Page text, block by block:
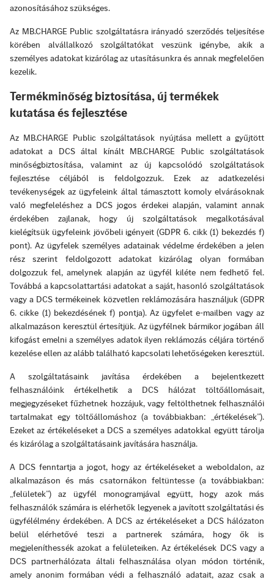
azonosításához szükséges.
Az MB.CHARGE Public szolgáltatásra irányadó szerződés teljesítése
körében alvállalkozó szolgáltatókat veszünk igénybe, akik a
személyes adatokat kizárólag az utasításunkra és annak megfelelően
kezelik.
Termékminőség biztosítása, új termékek
kutatása és fejlesztése
Az MB.CHARGE Public szolgáltatások nyújtása mellett a gyűjtött
adatokat a DCS által kínált MB.CHARGE Public szolgáltatások
minőségbiztosítása, valamint az új kapcsolódó szolgáltatások
fejlesztése céljából is feldolgozzuk. Ezek az adatkezelési
tevékenységek az ügyfeleink által támasztott komoly elvárásoknak
való megfeleléshez a DCS jogos érdekei alapján, valamint annak
érdekében zajlanak, hogy új szolgáltatások megalkotásával
kielégítsük ügyfeleink jövőbeli igényeit (GDPR 6. cikk (1) bekezdés f)
pont). Az ügyfelek személyes adatainak védelme érdekében a jelen
rész szerint feldolgozott adatokat kizárólag olyan formában
dolgozzuk fel, amelynek alapján az ügyfél kiléte nem fedhető fel.
Továbbá a kapcsolattartási adatokat a saját, hasonló szolgáltatások
vagy a DCS termékeinek közvetlen reklámozására használjuk (GDPR
6. cikke (1) bekezdésének f) pontja). Az ügyfelet e-mailben vagy az
alkalmazáson keresztül értesítjük. Az ügyfélnek bármikor jogában áll
kifogást emelni a személyes adatok ilyen reklámozás céljára történő
kezelése ellen az alább található kapcsolati lehetőségeken keresztül.
A szolgáltatásaink javítása érdekében a bejelentkezett
felhasználóink értékelhetik a DCS hálózat töltőállomásait,
megjegyzéseket fűzhetnek hozzájuk, vagy feltölthetnek felhasználói
tartalmakat egy töltőállomáshoz (a továbbiakban: „értékelések”).
Ezeket az értékeléseket a DCS a személyes adatokkal együtt tárolja
és kizárólag a szolgáltatásaink javítására használja.
A DCS fenntartja a jogot, hogy az értékeléseket a weboldalon, az
alkalmazáson és más csatornákon feltüntesse (a továbbiakban:
„felületek”) az ügyfél monogramjával együtt, hogy azok más
felhasználók számára is elérhetők legyenek a javított szolgáltatási és
ügyfélélmény érdekében. A DCS az értékeléseket a DCS hálózaton
belül elérhetővé teszi a partnerek számára, hogy ők is
megjeleníthessék azokat a felületeiken. Az értékelések DCS vagy a
DCS partnerhálózata általi felhasználása olyan módon történik,
amely anonim formában védi a felhasználó adatait, azaz csak a